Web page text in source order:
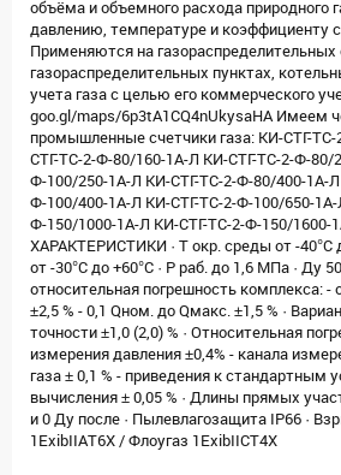
объёма и объемного расхода природного
давлению, температуре и коэффициенту
Применяются на газораспределительных
газораспределительных пунктах,
учета газа с целью его коммерческого
goo.gl/maps/6p3tA1CQ4nUkysaHA Имеем
промышленные счетчики газа: КИ-СТГ-
СТГ-ТС-2-Ф-80/160-1А-Л КИ-СТГ-ТС-2-Ф-80/
Ф-100/250-1А-Л КИ-СТГ-ТС-2-Ф-80/400-1А-
Ф-100/400-1А-Л КИ-СТГ-ТС-2-Ф-100/650-
Ф-150/1000-1А-Л КИ-СТГ-ТС-2-Ф-150/
ХАРАКТЕРИСТИКИ · Т окр. среды от -40°С
от -30°С до +60°С · Р раб. до 1,6 МПа · Ду
относительная погрешность комплекса: -
±2,5 % - 0,1 Qном. до Qмакс. ±1,5 % ·
точности ±1,0 (2,0) % · Относительная
измерения давления ±0,4% - канала
газа ± 0,1 % - приведения к стандартным
вычисления ± 0,05 % · Длины прямых
и 0 Ду после · Пылевлагозащита IP66 ·
1ЕхibIIAT6X / Флоугаз 1ExibIIСT4Х